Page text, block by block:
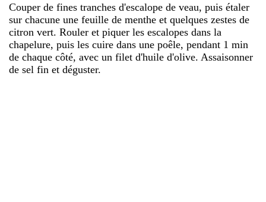
Couper de fines tranches d'escalope de veau, puis étaler
sur chacune une feuille de menthe et quelques zestes de
citron vert. Rouler et piquer les escalopes dans la
chapelure, puis les cuire dans une poêle, pendant 1 min
de chaque côté, avec un filet d'huile d'olive. Assaisonner
de sel fin et déguster.